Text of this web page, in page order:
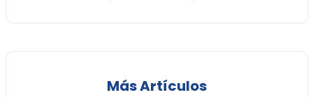
Más Artículos